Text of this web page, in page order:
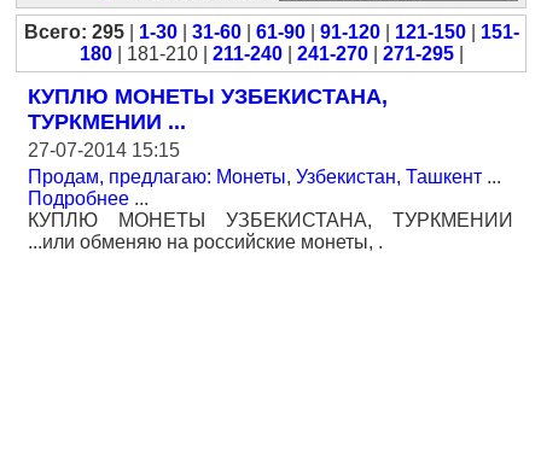
Всего: 295| 1-30| 31-60| 61-90| 91-120| 121-150| 151-
180| 181-210 | 211-240| 241-270| 271-295|
КУПЛЮ МОНЕТЫ УЗБЕКИСТАНА,
ТУРКМЕНИИ ...
27-07-2014 15:15
Продам, предлагаю: Монеты, Узбекистан, Ташкент ...
Подробнее ...
КУПЛЮ МОНЕТЫ УЗБЕКИСТАНА, ТУРКМЕНИИ
...или обменяю на российские монеты, .